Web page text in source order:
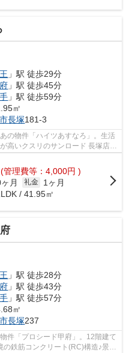
」駅 徒歩29分
」駅 徒歩45分
」駅 徒歩59分
㎡
長塚181-3
の物件「ハイツあすなろ」。生活
高いクスリのサンロード 長塚店も
(管理費等：4,000円 )
月 礼金
1ヶ月
/ 41.95㎡
」駅 徒歩28分
」駅 徒歩43分
」駅 徒歩57分
㎡
長塚237
件「プロシード甲府」。12階建て
鉄筋コンクリート(RC)構造♪景色